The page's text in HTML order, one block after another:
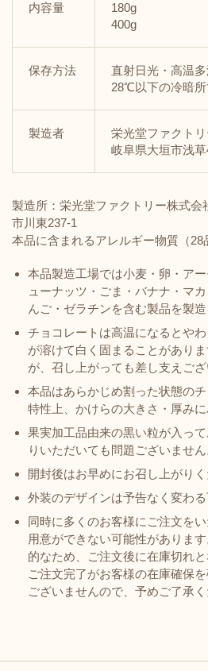
内容量
180g
400g
保存方法
直射日光・高温多
28℃以下の冷暗所
製造者
栄光堂ファクト
岐阜県大垣市浅
製造所：栄光堂ファクトリー株式
市川東237-1
本品に含まれるアレルギー物質（
本品製造工場では小麦・卵・ア
ューナッツ・ごま・バナナ・マ
んご・ゼラチンを含む製品を製造
チョコレートは高温になるとや
が溶けて白く固まることがあり
が、召し上がっても差し支えござ
本品はあらかじめ割った状態の
特性上、かけらの大きさ・厚みに
果実加工品由来の黒い粒が入っ
りいただいても問題ございません
開封後はお早めにお召し上がりく
外装のデザインは予告なく変わる
同時に多くのお客様にご注文を
用意ができない可能性がありま
的なため、ご注文後に在庫切れと
ご注文完了がお客様の在庫確保
ございませんので、予めご了承く